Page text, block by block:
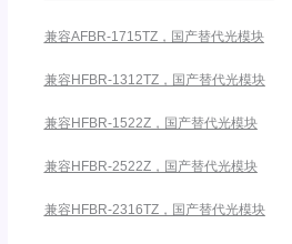
兼容AFBR-1715TZ，国产替代光模块
兼容HFBR-1312TZ，国产替代光模块
兼容HFBR-1522Z，国产替代光模块
兼容HFBR-2522Z，国产替代光模块
兼容HFBR-2316TZ，国产替代光模块